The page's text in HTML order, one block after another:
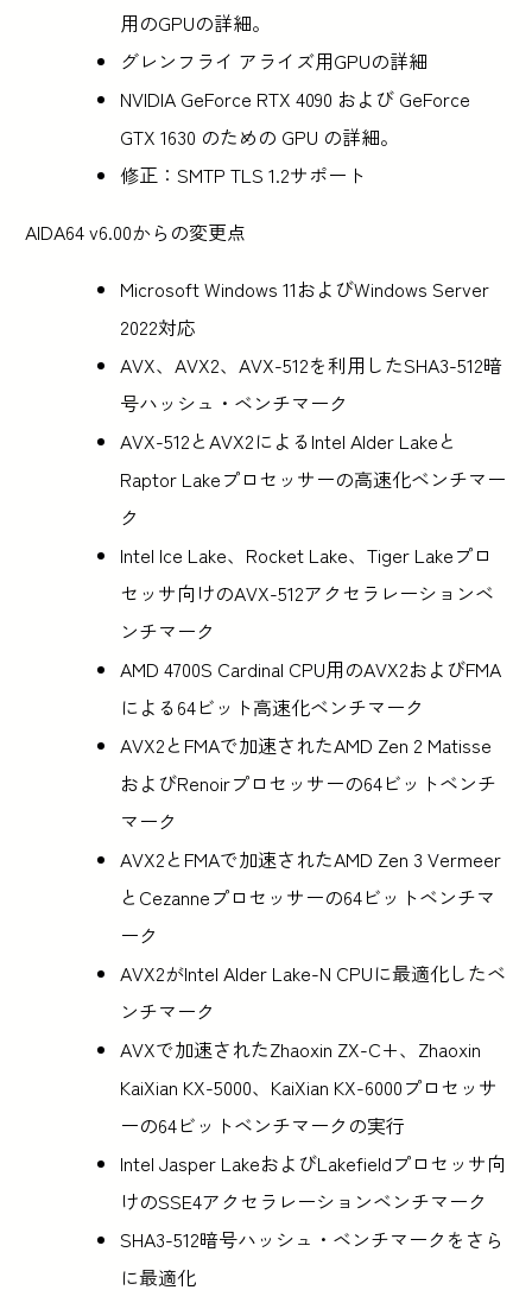
用のGPUの詳細。
グレンフライ アライズ用GPUの詳細
NVIDIA GeForce RTX 4090 および GeForce
GTX 1630 のための GPU の詳細。
修正：SMTP TLS 1.2サポート
AIDA64 v6.00からの変更点
Microsoft Windows 11およびWindows Server
2022対応
AVX、AVX2、AVX-512を利用したSHA3-512暗
号ハッシュ・ベンチマーク
AVX-512とAVX2によるIntel Alder Lakeと
Raptor Lakeプロセッサーの高速化ベンチマー
ク
Intel Ice Lake、Rocket Lake、Tiger Lakeプロ
セッサ向けのAVX-512アクセラレーションベ
ンチマーク
AMD 4700S Cardinal CPU用のAVX2およびFMA
による64ビット高速化ベンチマーク
AVX2とFMAで加速されたAMD Zen 2 Matisse
およびRenoirプロセッサーの64ビットベンチ
マーク
AVX2とFMAで加速されたAMD Zen 3 Vermeer
とCezanneプロセッサーの64ビットベンチマ
ーク
AVX2がIntel Alder Lake-N CPUに最適化したベ
ンチマーク
AVXで加速されたZhaoxin ZX-C+、Zhaoxin
KaiXian KX-5000、KaiXian KX-6000プロセッサ
ーの64ビットベンチマークの実行
Intel Jasper LakeおよびLakefieldプロセッサ向
けのSSE4アクセラレーションベンチマーク
SHA3-512暗号ハッシュ・ベンチマークをさら
に最適化